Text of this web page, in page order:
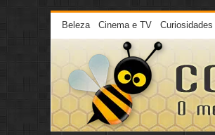
Beleza Cinema e TV Curiosidades